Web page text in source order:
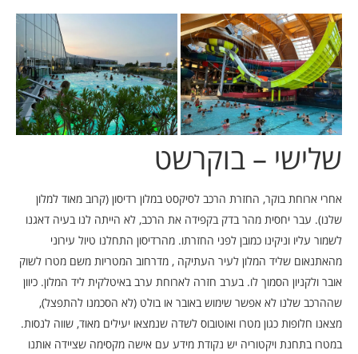
שלישי – בוקרשט
אחרי ארוחת בוקר, החזרת הרכב לסיקסט במלון רדיסון (קרוב מאוד למלון
שלנו). עבר יחסית מהר בדק בקפידה את הרכב, לא הייתה לנו בעיה דאגנו
לשמור עליו וניקינו כמובן לפני החזרתו. מהרדיסון התחלנו טיול עירוני
מהאתנאום שליד המלון לעיר העתיקה , מדרחוב המטריות משם מטרו לשוק
אובר ולקניון הסמוך לו. בערב חזרה לארוחת ערב באיטלקית ליד המלון. כיוון
שההרכב שלנו לא אפשר שימוש באובר או בולט (לא הסכמנו להתפצל),
מצאנו חלופות כגון מטרו ואוטובוס לשדה שנמצאו יעילים מאוד, שווה לנסות.
במטרו בתחנת ויקטוריה יש נקודת מידע עם אישה מקסימה שציידה אותנו